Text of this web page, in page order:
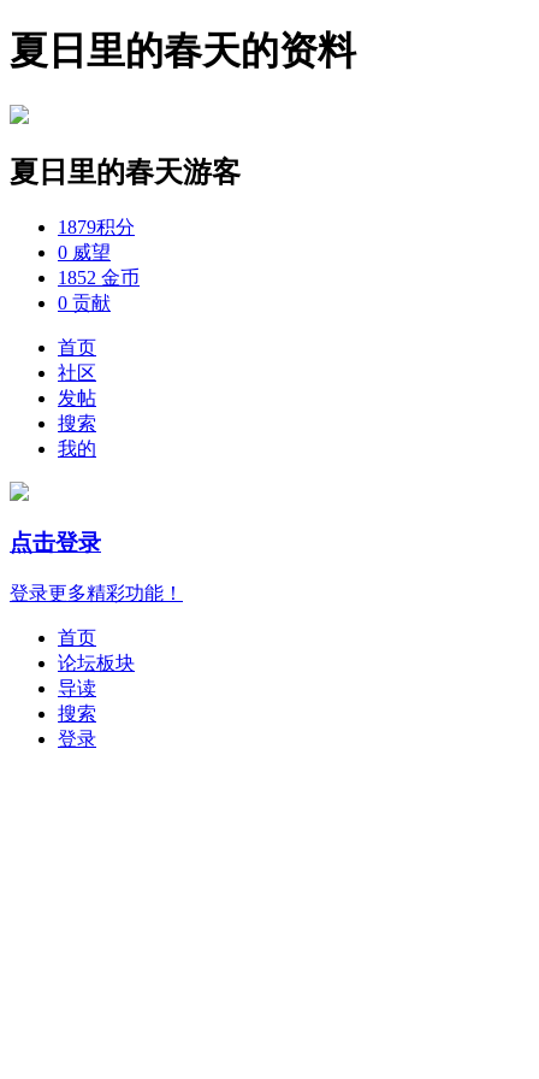
夏日里的春天的资料
夏日里的春天游客
1879积分
0 威望
1852 金币
0 贡献
首页
社区
发帖
搜索
我的
点击登录
登录更多精彩功能！
首页
论坛板块
导读
搜索
登录